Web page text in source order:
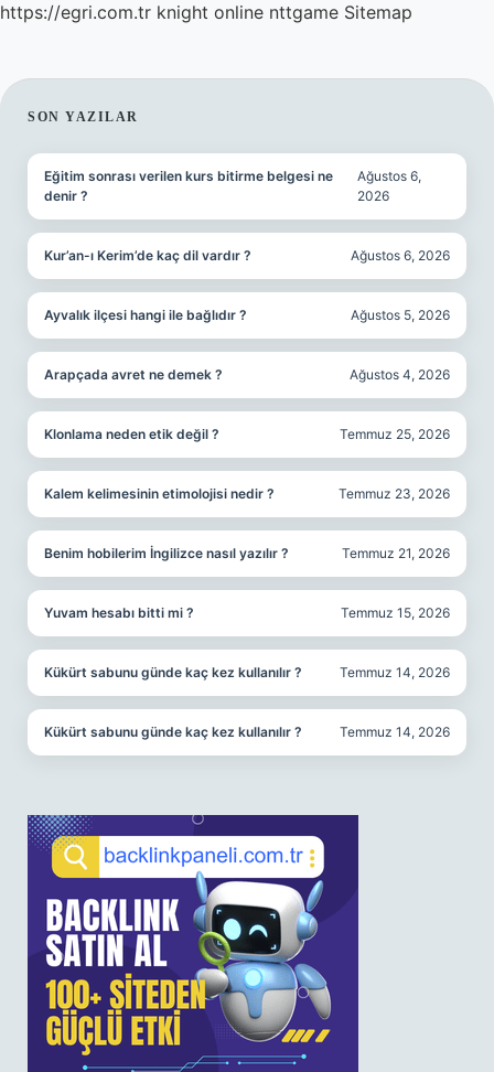
https://egri.com.tr knight online nttgame Sitemap
SIDEBAR
SON YAZILAR
Eğitim sonrası verilen kurs bitirme belgesi ne
denir ?
Ağustos 6,
2026
Kur’an-ı Kerim’de kaç dil vardır ? Ağustos 6, 2026
Ayvalık ilçesi hangi ile bağlıdır ? Ağustos 5, 2026
Arapçada avret ne demek ? Ağustos 4, 2026
Klonlama neden etik değil ? Temmuz 25, 2026
Kalem kelimesinin etimolojisi nedir ? Temmuz 23, 2026
Benim hobilerim İngilizce nasıl yazılır ? Temmuz 21, 2026
Yuvam hesabı bitti mi ? Temmuz 15, 2026
Kükürt sabunu günde kaç kez kullanılır ? Temmuz 14, 2026
Kükürt sabunu günde kaç kez kullanılır ? Temmuz 14, 2026